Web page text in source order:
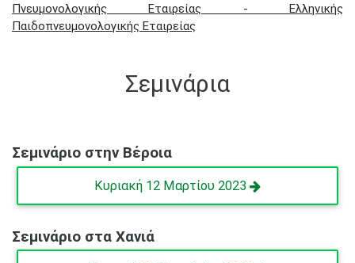
Πνευμονολογικής Εταιρείας - Ελληνικής
Παιδοπνευμονολογικής Εταιρείας
Σεμινάρια
Σεμινάριο στην Βέροια
Κυριακή 12 Μαρτίου 2023
Σεμινάριο στα Χανιά